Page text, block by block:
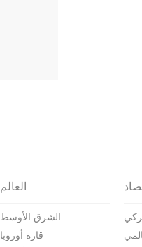
العالم
الشرق الأوسط
قارة أوروبا